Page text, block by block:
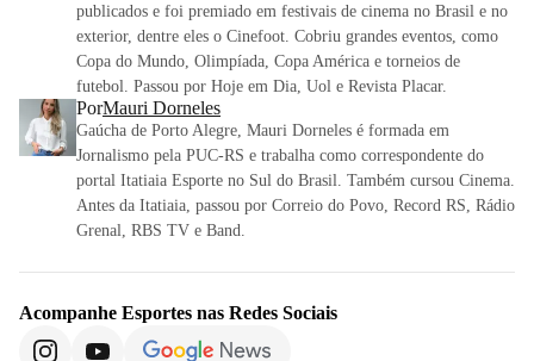
publicados e foi premiado em festivais de cinema no Brasil e no
exterior, dentre eles o Cinefoot. Cobriu grandes eventos, como
Copa do Mundo, Olimpíada, Copa América e torneios de
futebol. Passou por Hoje em Dia, Uol e Revista Placar.
PorMauri Dorneles
Gaúcha de Porto Alegre, Mauri Dorneles é formada em
Jornalismo pela PUC-RS e trabalha como correspondente do
portal Itatiaia Esporte no Sul do Brasil. Também cursou Cinema.
Antes da Itatiaia, passou por Correio do Povo, Record RS, Rádio
Grenal, RBS TV e Band.
Acompanhe Esportes nas Redes Sociais